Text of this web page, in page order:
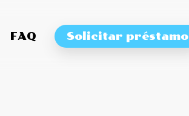
FAQ Solicitar préstamo